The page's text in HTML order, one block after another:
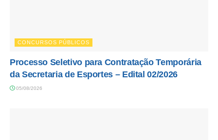
CONCURSOS PÚBLICOS
Processo Seletivo para Contratação Temporária
da Secretaria de Esportes – Edital 02/2026
05/08/2026